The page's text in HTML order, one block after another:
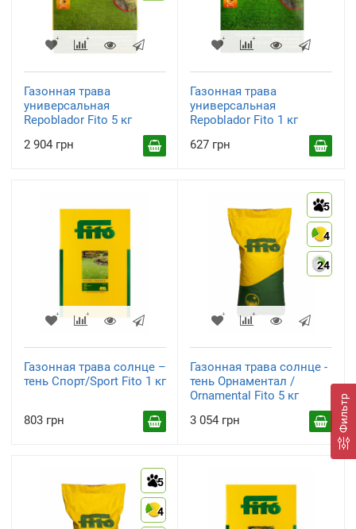
Фильтр
Газонная трава
универсальная
Repoblador Fito 5 кг
2 904 грн
Газонная трава
универсальная
Repoblador Fito 1 кг
627 грн
Газонная трава солнце –
тень Спорт/Sport Fito 1 кг
803 грн
5
4
24
Газонная трава солнце -
тень Орнаментал /
Ornamental Fito 5 кг
3 054 грн
5
4